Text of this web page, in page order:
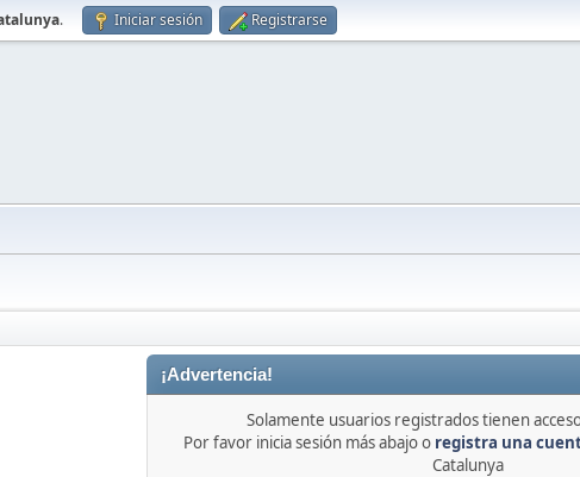
. Iniciar sesión Registrarse
¡Advertencia!
Solamente usuarios registrados tienen
Por favor inicia sesión más abajo o registra una
Catalunya